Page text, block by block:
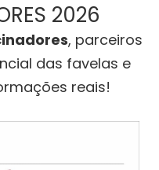
2026
, parceiros
das favelas e
reais!